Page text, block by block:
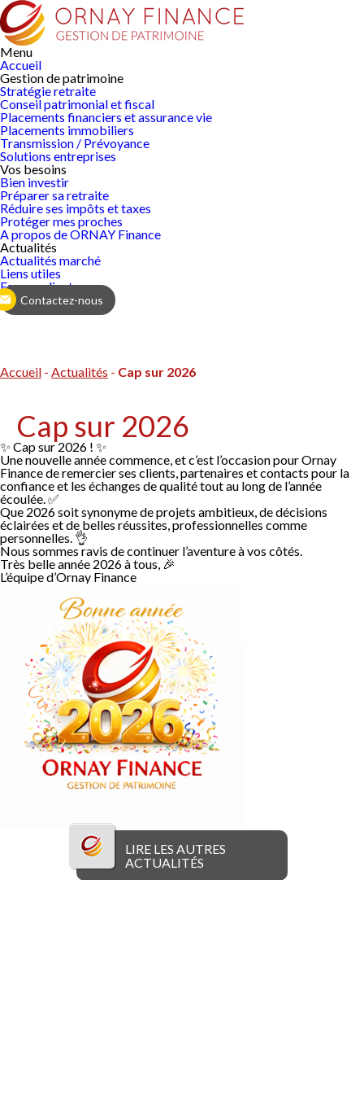
Menu
Accueil
Gestion depatrimoine
Stratégie retraite
Conseil patrimonial et fiscal
Placements financiers et assurance vie
Placements immobiliers
Transmission / Prévoyance
Solutions entreprises
Vos besoins
Bien investir
Préparer sa retraite
Réduire ses impôts et taxes
Protéger mes proches
A propos de ORNAY Finance
Actualités
Actualités marché
Liens utiles
Espace client
Contactez-nous
Accueil - Actualités - Cap sur 2026
Cap sur 2026
✨ Cap sur 2026 ! ✨
Une nouvelle année commence, et c’est l’occasion pour Ornay
Finance de remercier ses clients, partenaires et contacts pour la
confiance et les échanges de qualité tout au long de l’année
écoulée. ✅
Que 2026 soit synonyme de projets ambitieux, de décisions
éclairées et de belles réussites, professionnelles comme
personnelles. 👌
Nous sommes ravis de continuer l’aventure à vos côtés.
Très belle année 2026 à tous, 🎉
L’équipe d’Ornay Finance
LIRE LES AUTRES
ACTUALITÉS